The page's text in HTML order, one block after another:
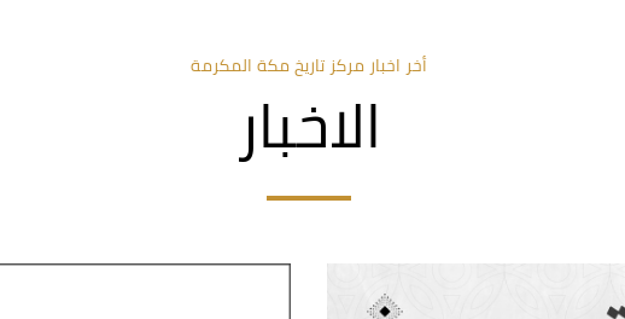
أخر اخبار مركز تاريخ مكة المكرمة
الاخبار